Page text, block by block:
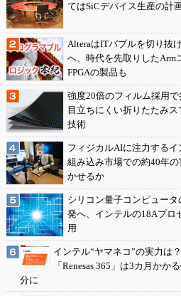
てはSiCデバイス生産の計
AlteraはITバブルを切り抜
へ、時代を先取りしたArm
FPGAの製品も
強度20倍のフィルム採用
目立ちにくい折りたたみス
技術
フィジカルAIに注力するイ
組み込み市場での約40年の
かせるか
シリコン量子コンピュータ
発へ、インテルの18Aプロ
用
インテル“ヤマネコ”の実力は
「Renesas 365」は3カ月かか
分に